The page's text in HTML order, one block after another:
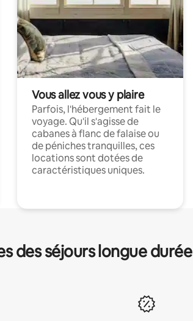
Vous allez vous y plaire
Parfois, l'hébergement fait le
voyage. Qu'il s'agisse de
cabanes à flanc de falaise ou
de péniches tranquilles, ces
locations sont dotées de
caractéristiques uniques.
des séjours longue durée